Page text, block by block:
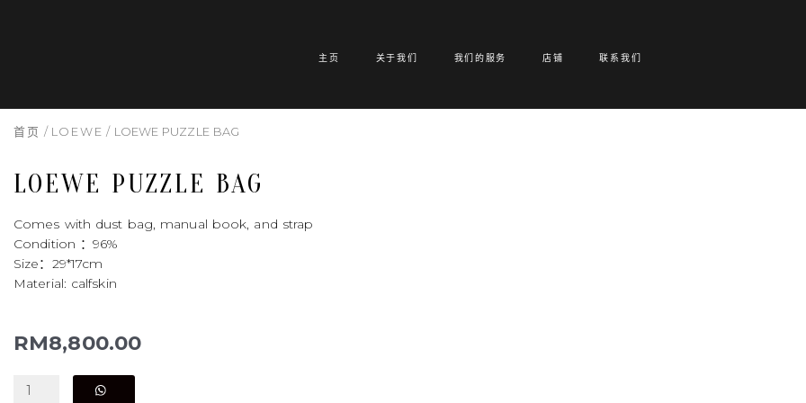
主页 关于我们 我们的服务 店铺 联系我们
首页 / LOEWE / LOEWE PUZZLE BAG
LOEWE PUZZLE BAG
Comes with dust bag, manual book, and strap
Condition ：96%
Size：29*17cm
Material: calfskin
RM8,800.00
PUZZLE